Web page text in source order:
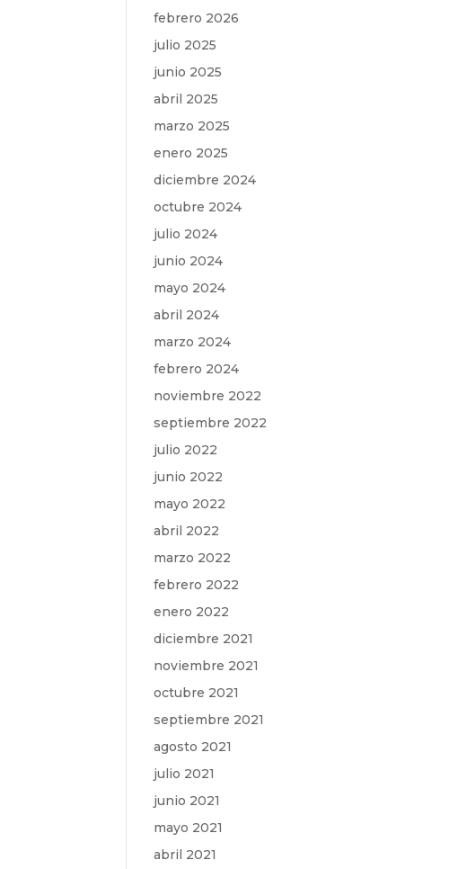
febrero 2026
julio 2025
junio 2025
abril 2025
marzo 2025
enero 2025
diciembre 2024
octubre 2024
julio 2024
junio 2024
mayo 2024
abril 2024
marzo 2024
febrero 2024
noviembre 2022
septiembre 2022
julio 2022
junio 2022
mayo 2022
abril 2022
marzo 2022
febrero 2022
enero 2022
diciembre 2021
noviembre 2021
octubre 2021
septiembre 2021
agosto 2021
julio 2021
junio 2021
mayo 2021
abril 2021